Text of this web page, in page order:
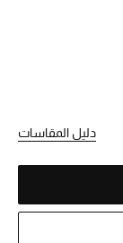
دليل المقاسات